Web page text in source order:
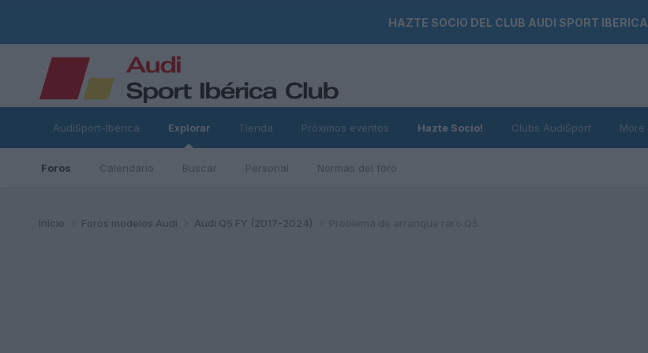
HAZTE SOCIO DEL CLUB AUDI SPORT IBERICA
AudiSport-Ibérica Explorar
Foros Calendario Buscar Personal Normas del foro
Tienda Próximos eventos Hazte Socio! Clubs AudiSport More
Inicio Foros modelos Audi Audi Q5 FY (2017-2024)